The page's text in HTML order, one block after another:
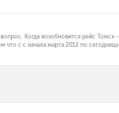
Когда возобновится рейс
что с с начала марта 2012 по